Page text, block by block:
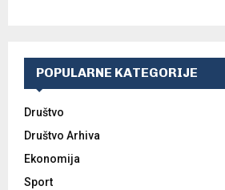
POPULARNE KATEGORIJE
Društvo
Društvo Arhiva
Ekonomija
Sport